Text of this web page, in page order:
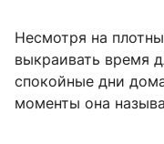
Несмотря на
выкраивать время
спокойные дни
моменты она